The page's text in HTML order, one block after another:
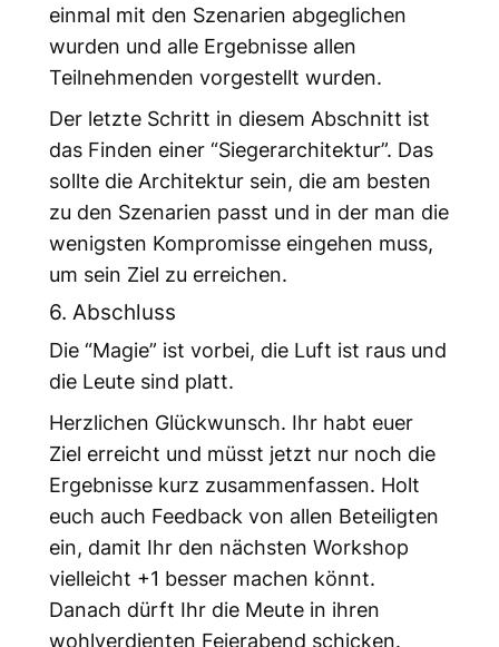
einmal mit den Szenarien abgeglichen
wurden und alle Ergebnisse allen
Teilnehmenden vorgestellt wurden.
Der letzte Schritt in diesem Abschnitt ist
das Finden einer “Siegerarchitektur”. Das
sollte die Architektur sein, die am besten
zu den Szenarien passt und in der man die
wenigsten Kompromisse eingehen muss,
um sein Ziel zu erreichen.
6. Abschluss
Die “Magie” ist vorbei, die Luft ist raus und
die Leute sind platt.
Herzlichen Glückwunsch. Ihr habt euer
Ziel erreicht und müsst jetzt nur noch die
Ergebnisse kurz zusammenfassen. Holt
euch auch Feedback von allen Beteiligten
ein, damit Ihr den nächsten Workshop
vielleicht +1 besser machen könnt.
Danach dürft Ihr die Meute in ihren
wohlverdienten Feierabend schicken.